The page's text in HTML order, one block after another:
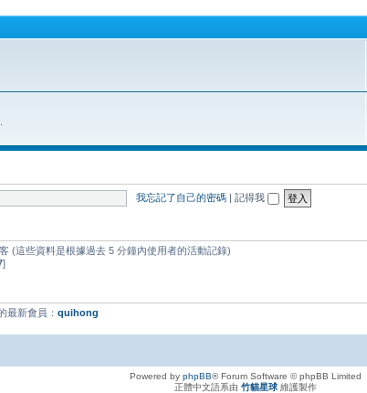
我忘記了自己的密碼 | 記得我
(這些資料是根據過去 5 分鐘內使用者的活動記錄)
]
最新會員： quihong
Powered by phpBB® Forum Software © phpBB Limited
正體中文語系由 竹貓星球 維護製作